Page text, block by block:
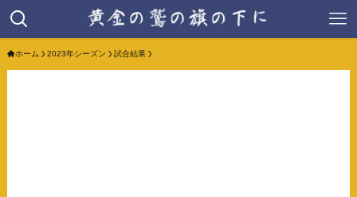
ホーム 2023年シーズン 試合結果